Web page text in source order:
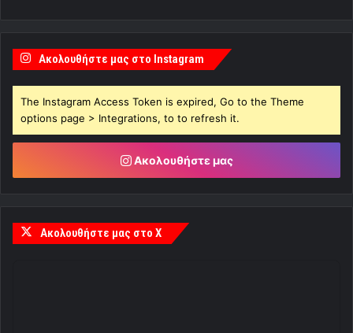
Ακολουθήστε μας στο Instagram
The Instagram Access Token is expired, Go to the Theme
options page > Integrations, to to refresh it.
Ακολουθήστε μας
Ακολουθήστε μας στο X